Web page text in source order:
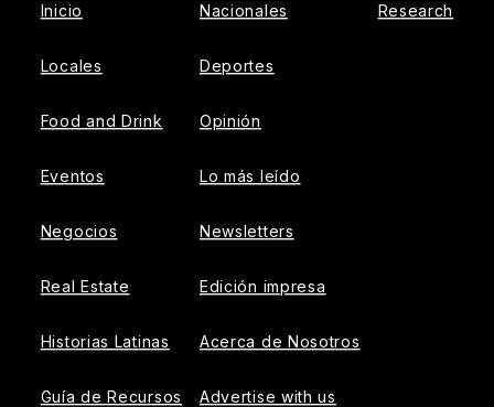
Inicio
Locales
Food and Drink
Eventos
Negocios
Real Estate
Historias Latinas
Guía de Recursos
Nacionales
Deportes
Opinión
Lo más leído
Newsletters
Edición impresa
Acerca de Nosotros
Advertise with us
Research